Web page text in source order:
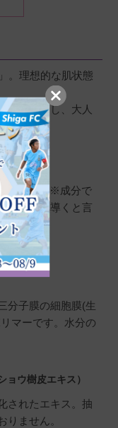
感もあり、
今後ともよろ
。理想的な肌状態
時に配合し、大人
ングケア※成分で
しい肌へ導くと言
分子膜の細胞膜(生
マーです。水分の
ョウ樹皮エキス）
されたエキス。抽
りません。